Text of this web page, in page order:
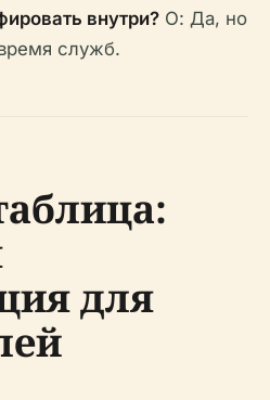
внутри? О: Да, но
служб.
для